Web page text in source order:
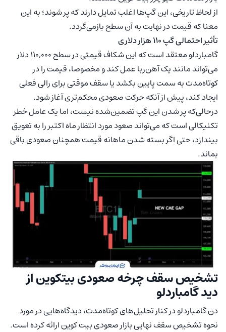
از لحاظ تاریخی، این گپ‌ها اغلب تمایل دارند که پر شوند؛ به این
معنا که قیمت در نهایت به آن سطح بازمی‌گردد.
تأثیر احتمالی گپ ۱۱۰ هزار دلاری
گامباردلو معتقد است که این شکاف قیمتی در سطح ۱۱۰,۰۰۰ دلار
می‌تواند مانند یک آهن‌ربا عمل کند و مخصوصا، قیمت را در
کوتاه‌مدت به سمت پایین بکشد یا سقف موقتی برای رالی فعلی
ایجاد کند، پیش از آنکه حرکت صعودی محکم‌تری آغاز شود.
درحالی‌که پر شدن این گپ تضمین‌شده نیست، اما یک عامل خطر
تکنیکالی است که می‌تواند صعود مورد انتظار ماه اکتبر را به تعویق
بیندازد، حتی اگر بسته شدن ماهانه قیمت همچنان صعودی باقی
بماند.
تشخیص سقف چرخه‌ صعودی بیتکوین از
دید گامباردلو
دن گامباردلو در کنار تحلیل‌های کوتاه‌مدت، دیدگاه‌هایی در مورد
نحوه تشخیص سقف نهایی بازار صعودی بیت کوین ارائه کرده است.